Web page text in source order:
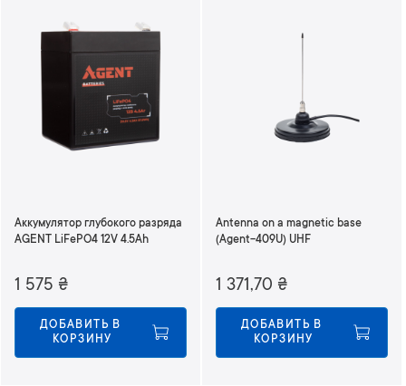
Аккумулятор глубокого разряда
AGENT LiFePO4 12V 4.5Ah
1 575 ₴
ДОБАВИТЬ В
КОРЗИНУ
Antenna on a magnetic base
(Agent-409U) UHF
1 371,70 ₴
ДОБАВИТЬ В
КОРЗИНУ